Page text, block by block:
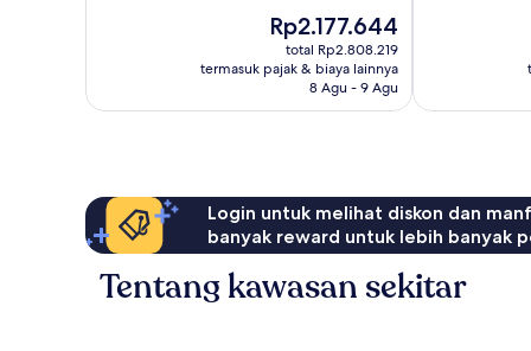
Harga
sekarang
Rp2.177.644
Rp2.177.644
total Rp2.808.219
termasuk pajak & biaya lainnya
8 Agu - 9 Agu
Login untuk melihat diskon dan
banyak reward untuk lebih banyak
Tentang kawasan sekitar